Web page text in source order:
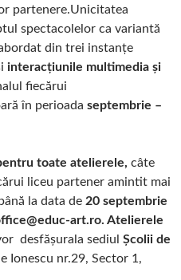
partenere.Unicitatea
spectacolelor ca variantă
din trei instanțe
interacțiunile multimedia și
fiecărui
în perioada septembrie –
toate atelierele, câte
liceu partener amintit mai
la data de 20 septembrie
art.ro. Atelierele
desfășurala sediul Școlii de
Ionescu nr.29, Sector 1,